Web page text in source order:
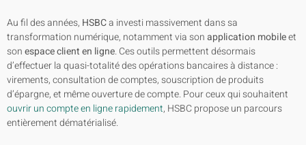
Au fil des années, HSBCa investi massivement dans sa
transformation numérique, notamment via sonapplication mobileet
sonespace client en ligne. Ces outils permettent désormais
d’effectuer la quasi-totalité des opérations bancaires à distance :
virements, consultation de comptes, souscription de produits
d’épargne, et même ouverture de compte. Pour ceux qui souhaitent
ouvrir un compte en ligne rapidement, HSBC propose un parcours
entièrement dématérialisé.